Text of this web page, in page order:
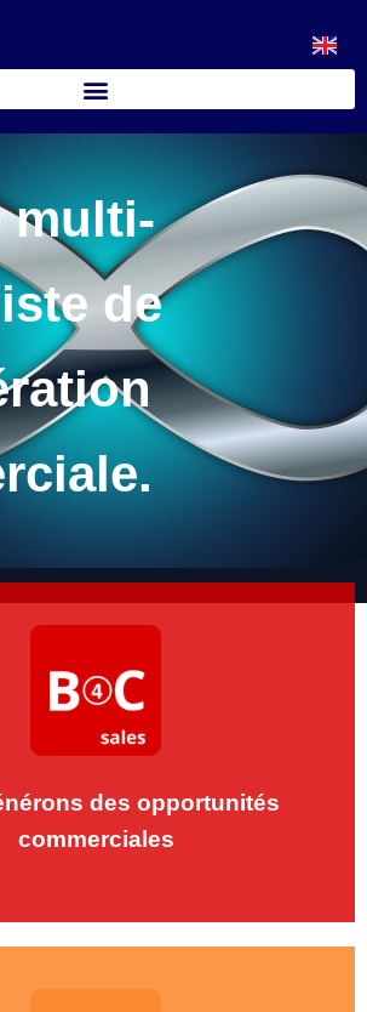
multi-
de
des opportunités
commerciales
le Lead Generation